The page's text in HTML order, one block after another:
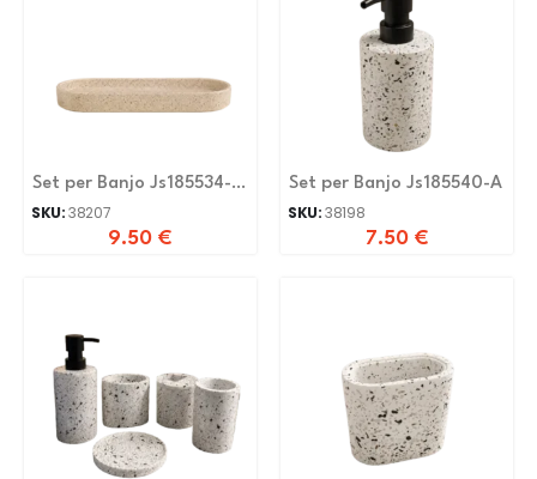
Set per Banjo Js185534-H-
N
SKU:38207
9.50 €
Set per Banjo Js185540-A
SKU:38198
7.50 €